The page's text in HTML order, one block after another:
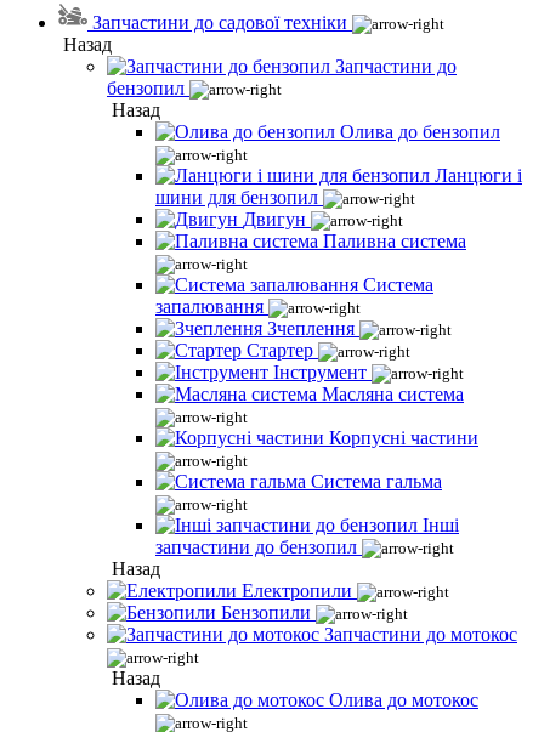
Запчастини до садової техніки
Назад
Запчастини до
бензопил
Назад
Олива до бензопил
Ланцюги і
шини для бензопил
Двигун
Паливна система
Система
запалювання
Зчеплення
Стартер
Інструмент
Масляна система
Корпусні частини
Система гальма
Інші
запчастини до бензопил
Назад
Електропили
Бензопили
Запчастини до мотокос
Назад
Олива до мотокос